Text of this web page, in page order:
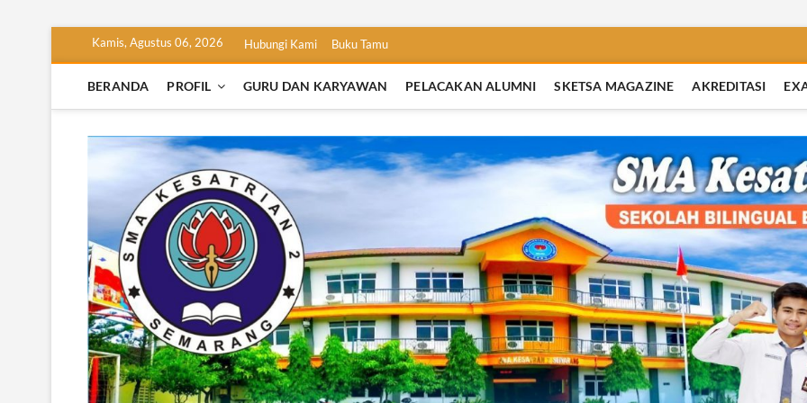
Kamis, Agustus 06, 2026 Hubungi Kami Buku Tamu
BERANDA PROFIL GURU DAN KARYAWAN PELACAKAN ALUMNI SKETSA MAGAZINE AKREDITASI